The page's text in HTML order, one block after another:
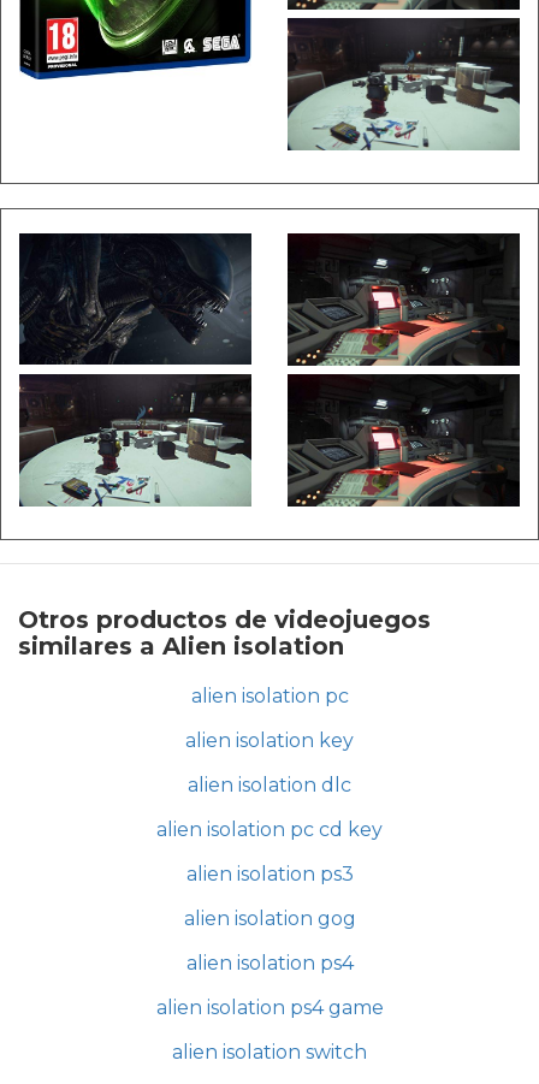
Otros productos de videojuegos
similares a Alien isolation
alien isolation pc
alien isolation key
alien isolation dlc
alien isolation pc cd key
alien isolation ps3
alien isolation gog
alien isolation ps4
alien isolation ps4 game
alien isolation switch